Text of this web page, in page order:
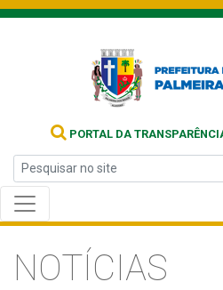
PORTAL DA
NOTÍCIAS